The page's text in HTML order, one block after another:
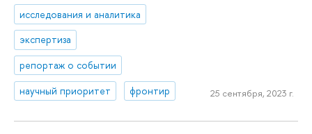
исследования и аналитика
экспертиза
репортаж о событии
научный приоритет
фронтир 25 сентября, 2023 г.